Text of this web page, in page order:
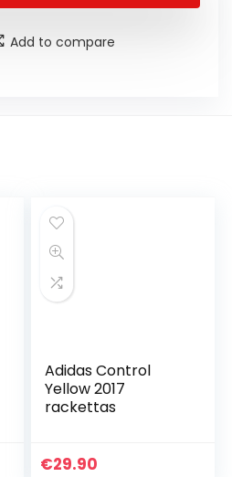
Add to compare
Adidas Control
Yellow 2017
rackettas
€29.90